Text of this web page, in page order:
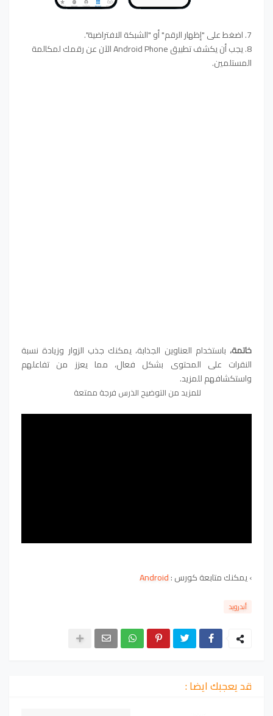
7. اضغط على "إظهار الرقم" أو "الشبكة الافتراضية".
8. يجب أن يكشف تطبيق Android Phone الآن عن رقمك لمكالمة
المستلمين.
خاتمة، باستخدام العناوين الجذابة، يمكنك جذب الزوار وزيادة نسبة
النقرات على المحتوى بشكل فعال، مما يعزز من تفاعلهم
واستكشافهم للمزيد.
للمزيد من التوضيح الذرس فرجة ممتعة
› يمكنك متابعة كورس :Android
أندرويد
قد يعجبك ايضا :